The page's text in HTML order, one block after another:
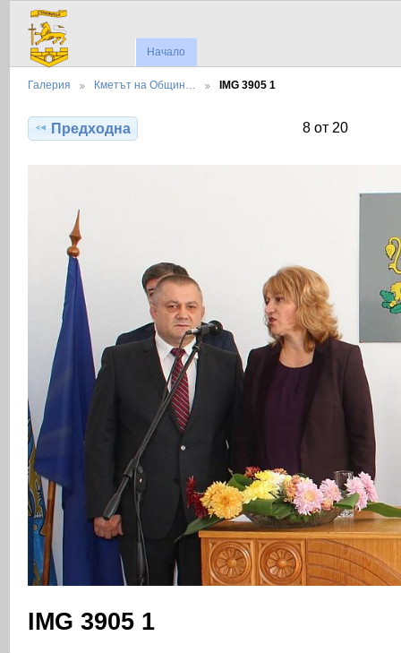
Начало
Галерия Кметът на Общин… IMG 3905 1
Предходна 8 от 20
IMG 3905 1